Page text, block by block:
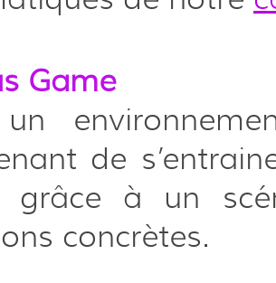
Game
un
de
grâce à un
concrètes.